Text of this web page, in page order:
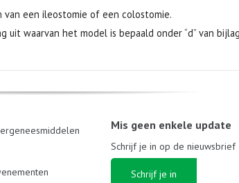
een ileostomie of een colostomie.
waarvan het model is bepaald onder “d” van
Mis geen enkele update
Schrijf je in op de nieuwsbrief
Schrijf je in